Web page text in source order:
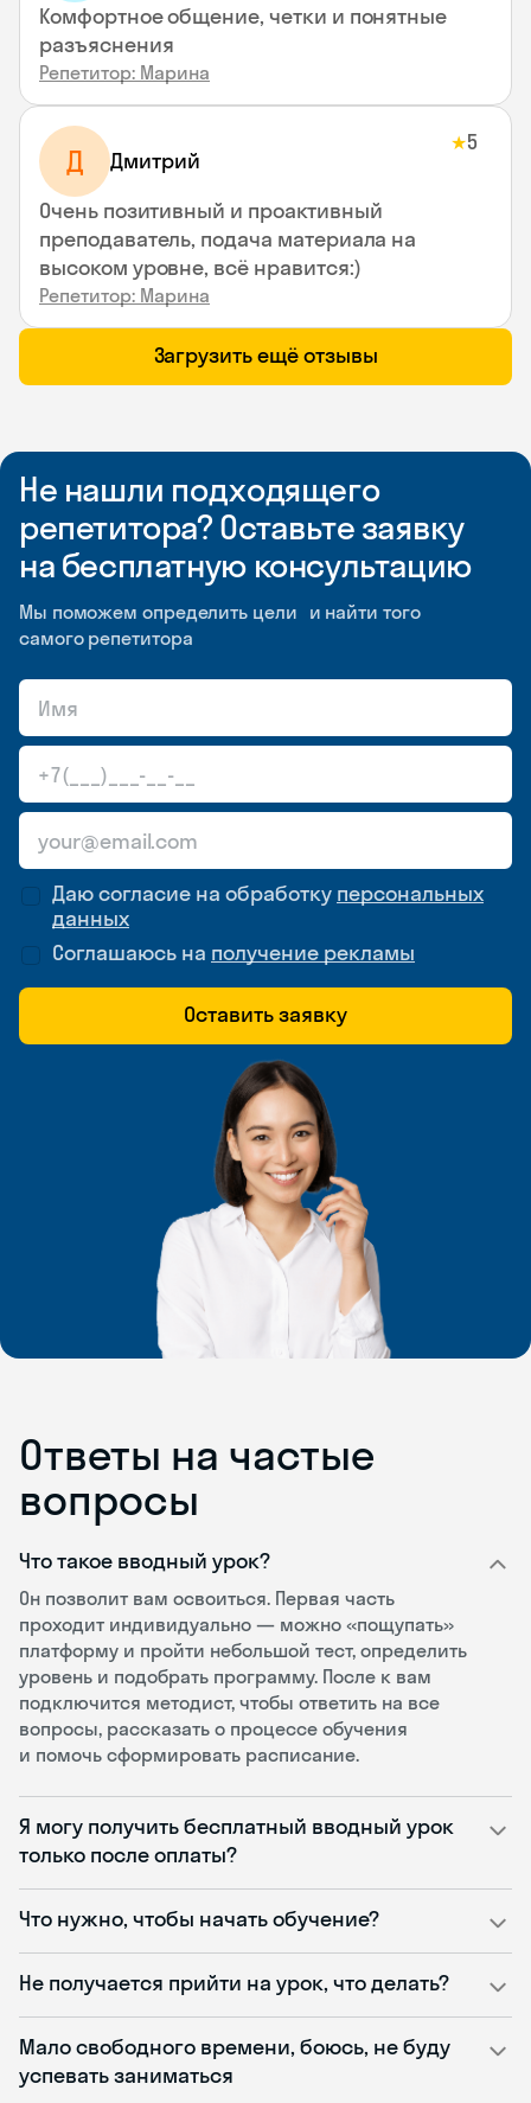
Комфортное общение, четки и понятные
разъяснения
Репетитор: Марина
Д Дмитрий
★5
Очень позитивный и проактивный
преподаватель, подача материала на
высоком уровне, всё нравится:)
Репетитор: Марина
Загрузить ещё отзывы
Не нашли подходящего
репетитора? Оставьте заявку
на бесплатную консультацию
Мы поможем определить цели и найти того
самого репетитора
Даю согласие на обработку персональных
данных
Соглашаюсь на получение рекламы
Оставить заявку
Ответы на частые
вопросы
Что такое вводный урок?
Он позволит вам освоиться. Первая часть
проходит индивидуально — можно «пощупать»
платформу и пройти небольшой тест, определить
уровень и подобрать программу. После к вам
подключится методист, чтобы ответить на все
вопросы, рассказать о процессе обучения
и помочь сформировать расписание.
Я могу получить бесплатный вводный урок
только после оплаты?
Что нужно, чтобы начать обучение?
Не получается прийти на урок, что делать?
Мало свободного времени, боюсь, не буду
успевать заниматься